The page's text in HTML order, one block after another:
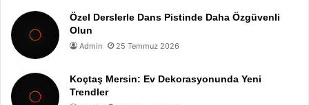
Özel Derslerle Dans Pistinde Daha Özgüvenli
Olun
Admin 25 Temmuz 2026
Koçtaş Mersin: Ev Dekorasyonunda Yeni
Trendler